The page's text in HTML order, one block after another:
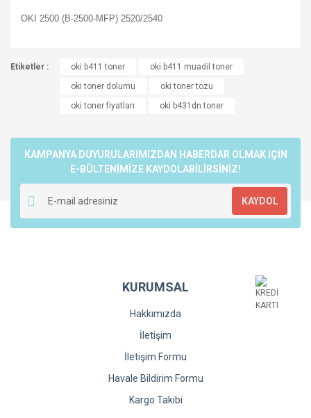
OKI 2500 (B-2500-MFP) 2520/2540
konularda yetersiz gördüğünüz noktaları öneri formunu
kullanarak tarafımıza iletebilirsiniz.
Ürün açıklamasında eksik bilgiler bulunuyor.
Ürün bilgilerinde hatalar bulunuyor.
Bu ürüne benzer farklı alternatifler olmalı.
Etiketler : oki b411 toner
oki b411 muadil toner
oki toner dolumu
oki toner tozu
oki toner fiyatları
oki b431dn toner
KAMPANYA DUYURULARIMIZDAN HABERDAR OLMAK İÇİN
E-BÜLTENİMİZE KAYDOLABİLİRSİNİZ!
KAYDOL
KURUMSAL
Hakkımızda
İletişim
İletişim Formu
Havale Bildirim Formu
Kargo Takibi